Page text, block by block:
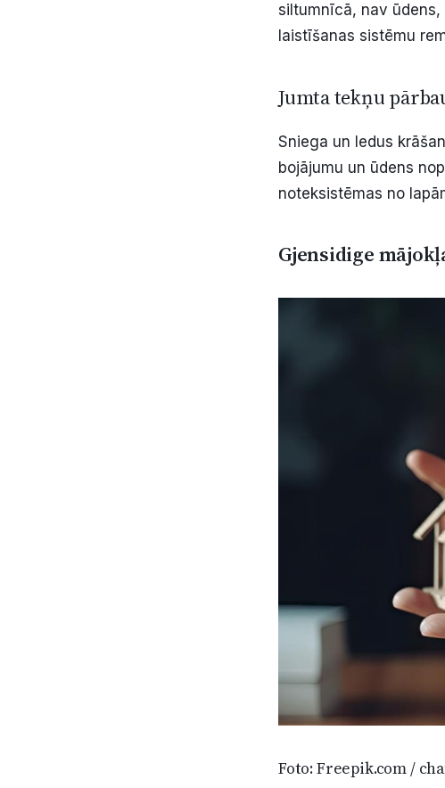
siltumnīcā, nav
laistīšanas sistēmu
Jumta tekņu
Sniega un ledus
bojājumu un ūdens
noteksistēmas no
Gjensidige
Foto: Freepik.com /